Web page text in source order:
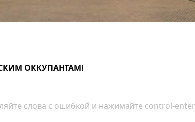
ОККУПАНТАМ!
слова с ошибкой и нажимайте control-enter